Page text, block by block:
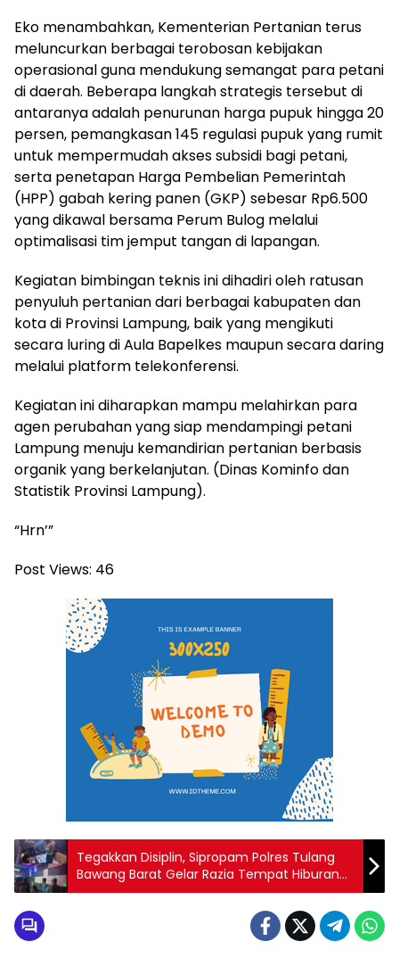
Eko menambahkan, Kementerian Pertanian terus
meluncurkan berbagai terobosan kebijakan
operasional guna mendukung semangat para petani
di daerah. Beberapa langkah strategis tersebut di
antaranya adalah penurunan harga pupuk hingga 20
persen, pemangkasan 145 regulasi pupuk yang rumit
untuk mempermudah akses subsidi bagi petani,
serta penetapan Harga Pembelian Pemerintah
(HPP) gabah kering panen (GKP) sebesar Rp6.500
yang dikawal bersama Perum Bulog melalui
optimalisasi tim jemput tangan di lapangan.
Kegiatan bimbingan teknis ini dihadiri oleh ratusan
penyuluh pertanian dari berbagai kabupaten dan
kota di Provinsi Lampung, baik yang mengikuti
secara luring di Aula Bapelkes maupun secara daring
melalui platform telekonferensi.
Kegiatan ini diharapkan mampu melahirkan para
agen perubahan yang siap mendampingi petani
Lampung menuju kemandirian pertanian berbasis
organik yang berkelanjutan. (Dinas Kominfo dan
Statistik Provinsi Lampung).
“Hrn’”
Post Views: 46
Tegakkan Disiplin, Sipropam Polres Tulang
Bawang Barat Gelar Razia Tempat Hiburan
Malam